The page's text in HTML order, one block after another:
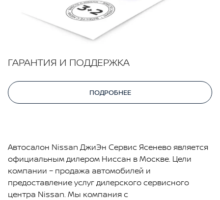
ГАРАНТИЯ И ПОДДЕРЖКА
ПОДРОБНЕЕ
Автосалон Nissan ДжиЭн Сервис Ясенево является
официальным дилером Ниссан в Москве. Цели
компании – продажа автомобилей и
предоставление услуг дилерского сервисного
центра Nissan. Мы компания с